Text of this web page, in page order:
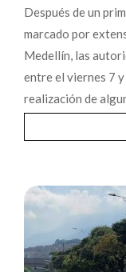
Después de un
marcado por
Medellín, las
entre el viernes 7
realización de